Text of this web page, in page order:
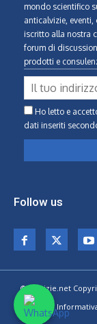
mondo scientifico
anticalvizie, eventi,
iscritto alla nostra
forum di
prodotti e
Ho letto e
dati inseriti
Follow us
© Calvizie.net
Home